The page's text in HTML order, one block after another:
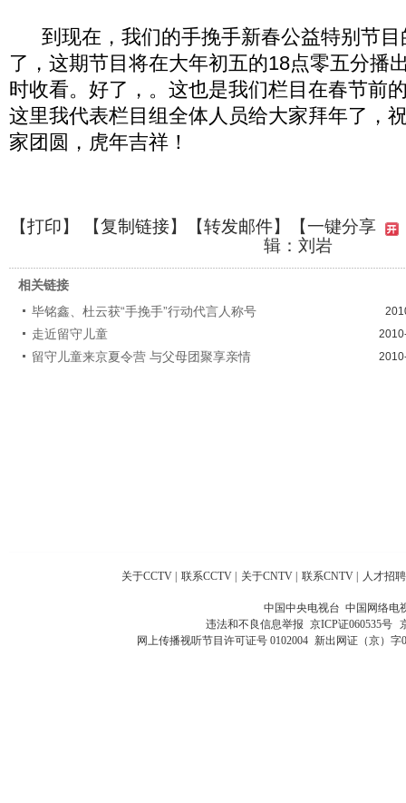
到现在，我们的手挽手新春公益特别节目
了，这期节目将在大年初五的18点零五分播
时收看。好了，。这也是我们栏目在春节前
这里我代表栏目组全体人员给大家拜年了，
家团圆，虎年吉祥！
【打印】 【复制链接】【转发邮件】
【一键分享
辑：刘岩
相关链接
毕铭鑫、杜云获“手挽手”行动代言人称号
走近留守儿童
留守儿童来京夏令营 与父母团聚享亲情
关于CCTV | 联系CCTV | 关于CNTV | 联系CNTV | 人才招聘
中国中央电视台 中国网络电
违法和不良信息举报 京ICP证060535号
网上传播视听节目许可证号 0102004 新出网证（京）